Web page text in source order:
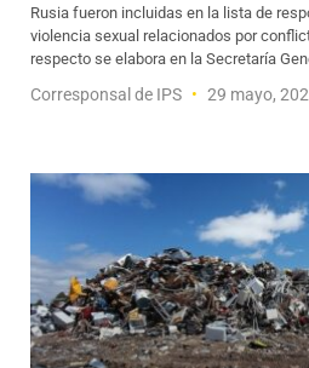
Rusia fueron incluidas en la lista de
violencia sexual relacionados por
respecto se elabora en la Secretaría
Corresponsal de IPS 29 mayo,